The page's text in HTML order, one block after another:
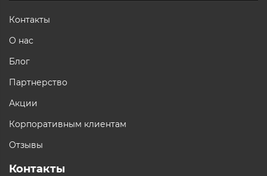
Контакты
О нас
Блог
Партнерство
Акции
Корпоративным клиентам
Отзывы
Контакты